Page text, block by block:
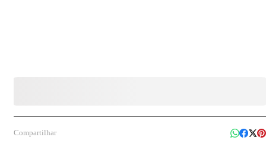
Compartilhar